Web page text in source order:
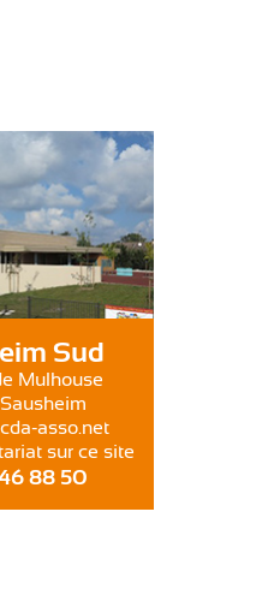
Sud
Mulhouse
asso.net
sur ce site
88 50